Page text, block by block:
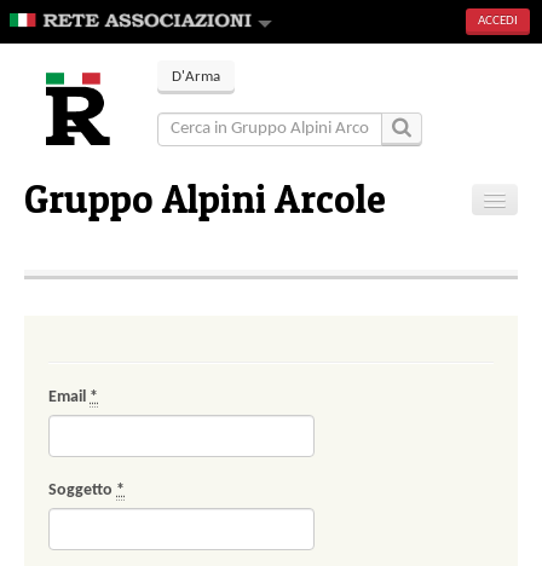
ACCEDI
D'Arma
Gruppo Alpini Arcole
Contatti
Email *
Soggetto *